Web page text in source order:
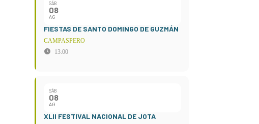
SÁB
08
AG
FIESTAS DE SANTO DOMINGO DE GUZMÁN
CAMPASPERO
13:00
SÁB
08
AG
XLII FESTIVAL NACIONAL DE JOTA